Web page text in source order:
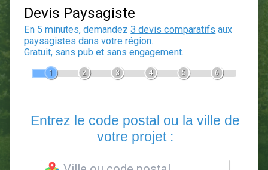
Devis Paysagiste
En 5 minutes, demandez3 devis comparatifs
2 3